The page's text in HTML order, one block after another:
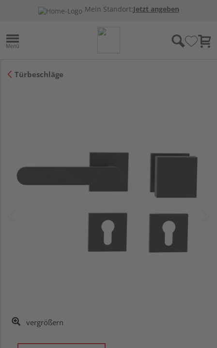
Mein Standort:Jetzt angeben
Türbeschläge
vergrößern